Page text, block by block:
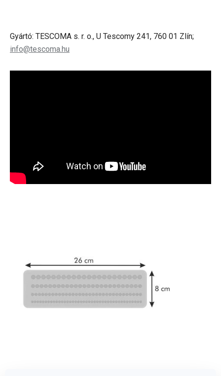
Gyártó: TESCOMA s. r. o., U Tescomy 241, 760 01 Zlín;
info@tescoma.hu